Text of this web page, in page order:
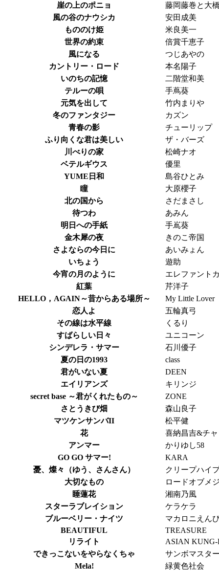
崖の上のポニョ
藤岡藤巻と大
風の谷のナウシカ
安田成美
もののけ姫
米良美一
世界の約束
倍賞千恵子
風になる
つじあやの
カントリー・ロード
本名陽子
いのちの記憶
二階堂和美
テルーの唄
手蔦葵
元気を出して
竹内まりや
冬のファンタジー
カズン
青春の影
チューリップ
ふり向くな君は美しい
ザ・バーズ
川べりの家
松崎ナオ
ベテルギウス
優里
YUME日和
島谷ひとみ
瞳
大原櫻子
北の国から
さだまさし
待つわ
あみん
明日への手紙
手嶌葵
金木犀の夜
きのこ帝国
さよならの今日に
あいみょん
いちょう
遊助
今宵の月のように
エレファント
紅葉
芹洋子
HELLO，AGAIN～昔からある場所～
My Little Lover
恋人よ
五輪真弓
その線は水平線
くるり
すばらしい日々
ユニコーン
シンデレラ・サマー
石川優子
夏の日の1993
class
君がいない夏
DEEN
エイリアンズ
キリンジ
secret base ～君がくれたもの～
ZONE
さとうきび畑
森山良子
マツケンサンバII
松平健
花
喜納昌吉&チ
アンマー
かりゆし58
GO GO サマー!
KARA
憂、燦々（ゆう、さんさん）
クリープハイ
大切なもの
ロードオブメ
睡蓮花
湘南乃風
スターラブレイション
ケラケラ
ブルーベリー・ナイツ
マカロニえん
BEAUTIFUL
TREASURE
リライト
ASIAN KUNG-
できっこないをやらなくちゃ
サンボマスタ
Mela!
緑黄色社会